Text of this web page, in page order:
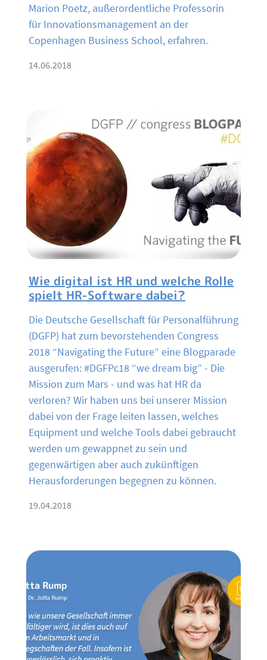
Marion Poetz, außerordentliche Professorin
für Innovationsmanagement an der
Copenhagen Business School, erfahren.
14.06.2018
Wie digital ist HR und welche Rolle
spielt HR-Software dabei?
Die Deutsche Gesellschaft für Personalführung
(DGFP) hat zum bevorstehenden Congress
2018 “Navigating the Future” eine Blogparade
ausgerufen: #DGFPc18 “we dream big” - Die
Mission zum Mars - und was hat HR da
verloren? Wir haben uns bei unserer Mission
dabei von der Frage leiten lassen, welches
Equipment und welche Tools dabei gebraucht
werden um gewappnet zu sein und
gegenwärtigen aber auch zukünftigen
Herausforderungen begegnen zu können.
19.04.2018